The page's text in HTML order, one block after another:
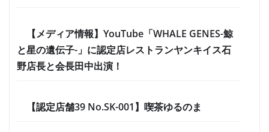
【メディア情報】YouTube「WHALE GENES-鯨
と星の遺伝子-」に認定店レストランヤンキイス石
野店長と会長田中出演！
【認定店舗39 No.SK-001】喫茶ゆるのま